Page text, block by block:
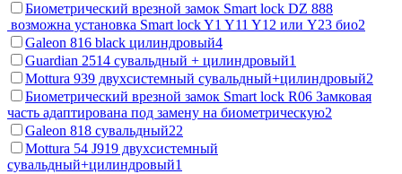
Биометрический врезной замок Smart lock DZ 888
возможна установка Smart lock Y1 Y11 Y12 или Y23 био2
Galeon 816 black цилиндровый4
Guardian 2514 сувальдный + цилиндровый1
Mottura 939 двухсистемный сувальдный+цилиндровый2
Биометрический врезной замок Smart lock R06 Замковая
часть адаптирована под замену на биометрическую2
Galeon 818 сувальдный22
Mottura 54 J919 двухсистемный
сувальдный+цилиндровый1